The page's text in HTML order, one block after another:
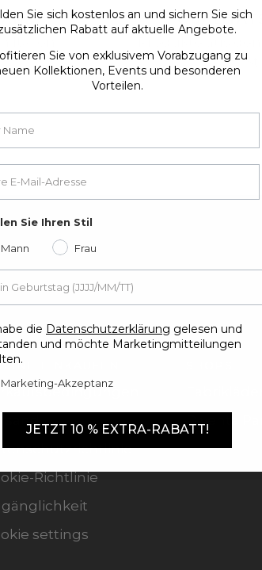
Italien.
EINKAUFEN
Richtlinie
settings
Diventa
Sie sich kostenlos an und sichern Sie sich
Rabatt auf aktuelle Angebote.
Sie von exklusivem Vorabzugang zu
Kollektionen, Events und besonderen
Vorteilen.
email
Sie Ihren Stil
Mann Frau
die Datenschutzerklärung gelesen und
und möchte Marketingmitteilungen
Marketing-Akzeptanz
JETZT 10 % EXTRA-RABATT!